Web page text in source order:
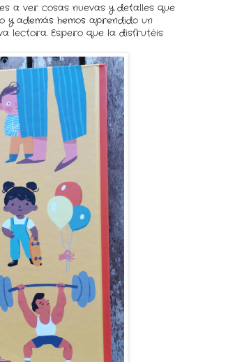
a ver cosas nuevas y detalles que
y además hemos aprendido un
lectora. Espero que la disfrutéis